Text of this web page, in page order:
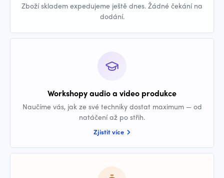
Zboží skladem expedujeme ještě dnes. Žádné čekání na
dodání.
Workshopy audio a video produkce
Naučíme vás, jak ze své techniky dostat maximum — od
natáčení až po střih.
Zjistit více